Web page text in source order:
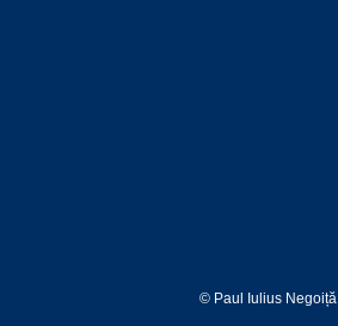
© Paul Iulius Negoiță